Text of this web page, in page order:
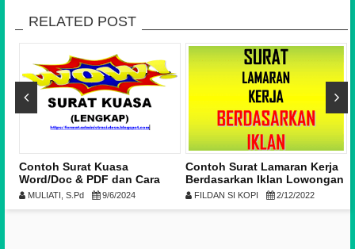
RELATED POST
Contoh Surat Kuasa
Word/Doc & PDF dan Cara
Membuat Surat Kuasa yang
MULIATI, S.Pd 9/6/2024
Contoh Surat Lamaran Kerja
Berdasarkan Iklan Lowongan
Pekerjaan dan Cara Buat-Nya
FILDAN SI KOPI 2/12/2022